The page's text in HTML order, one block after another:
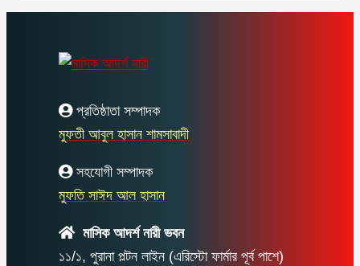
প্রতিষ্ঠাতা সম্পাদক
মুফতী আবুল হাসান শামসাবাদী
সহযোগী সম্পাদক
মুফতি সাঈদ আল হাসান
মাসিক আদর্শ নারী ভবন
১১/১, পুরানা পল্টন লাইন (এরিস্টো ফার্মার পূর্ব পাশে)